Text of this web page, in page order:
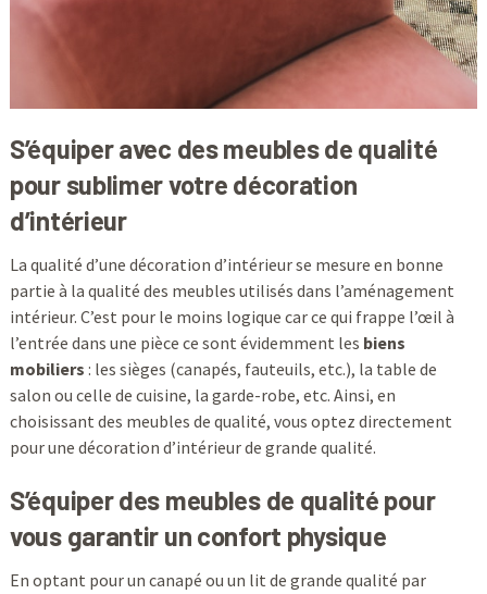
S’équiper avec des meubles de qualité
pour sublimer votre décoration
d’intérieur
La qualité d’une décoration d’intérieur se mesure en bonne
partie à la qualité des meubles utilisés dans l’aménagement
intérieur. C’est pour le moins logique car ce qui frappe l’œil à
l’entrée dans une pièce ce sont évidemment les biens
mobiliers : les sièges (canapés, fauteuils, etc.), la table de
salon ou celle de cuisine, la garde-robe, etc. Ainsi, en
choisissant des meubles de qualité, vous optez directement
pour une décoration d’intérieur de grande qualité.
S’équiper des meubles de qualité pour
vous garantir un confort physique
En optant pour un canapé ou un lit de grande qualité par